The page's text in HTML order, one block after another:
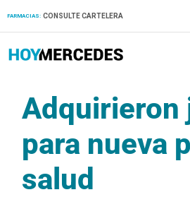
FARMACIAS: CONSULTE CARTELERA
Adquirieron
para nueva
salud